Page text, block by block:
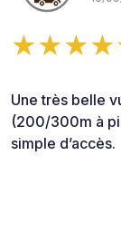
Une très belle
(200/300m à
simple d’accès.